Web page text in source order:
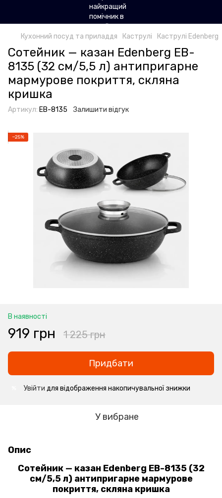
Кухонний посуд та приладдя Каструлі Каструлі Edenberg
Сотейник — казан Edenberg EB-
8135 (32 см/5,5 л) антипригарне
мармурове покриття, скляна
кришка
Артикул: EB-8135 Залишити відгук
−25%
В наявності
919 грн 1 225 грн
Придбати
Увійти для відображення накопичувальної знижки
У вибране
Опис
Сотейник — казан Edenberg EB-8135 (32
см/5,5 л) антипригарне мармурове
покриття, скляна кришка